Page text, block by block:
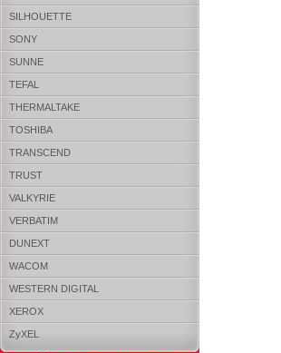
SILHOUETTE
SONY
SUNNE
TEFAL
THERMALTAKE
TOSHIBA
TRANSCEND
TRUST
VALKYRIE
VERBATIM
DUNEXT
WACOM
WESTERN DIGITAL
XEROX
ZyXEL